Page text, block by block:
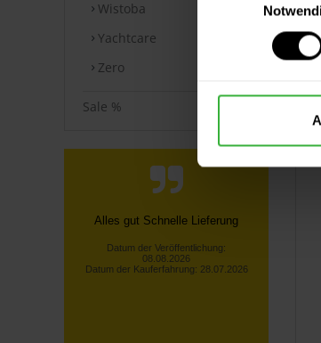
Wistoba
Yachtcare
Zero
Sale %
Alles gut Schnelle Lieferung
Datum der Veröffentlichung:
08.08.2026
Datum der Kauferfahrung: 28.07.2026